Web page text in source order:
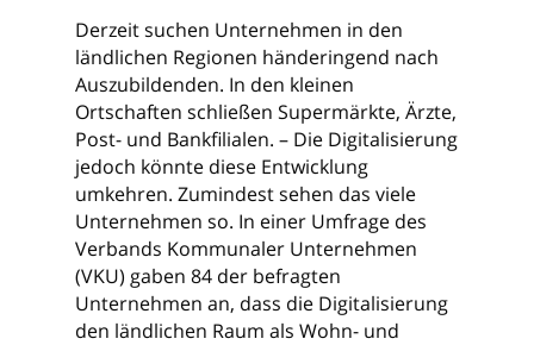
Derzeit suchen Unternehmen in den
ländlichen Regionen händeringend nach
Auszubildenden. In den kleinen
Ortschaften schließen Supermärkte, Ärzte,
Post- und Bankfilialen. – Die Digitalisierung
jedoch könnte diese Entwicklung
umkehren. Zumindest sehen das viele
Unternehmen so. In einer Umfrage des
Verbands Kommunaler Unternehmen
(VKU) gaben 84 der befragten
Unternehmen an, dass die Digitalisierung
den ländlichen Raum als Wohn- und